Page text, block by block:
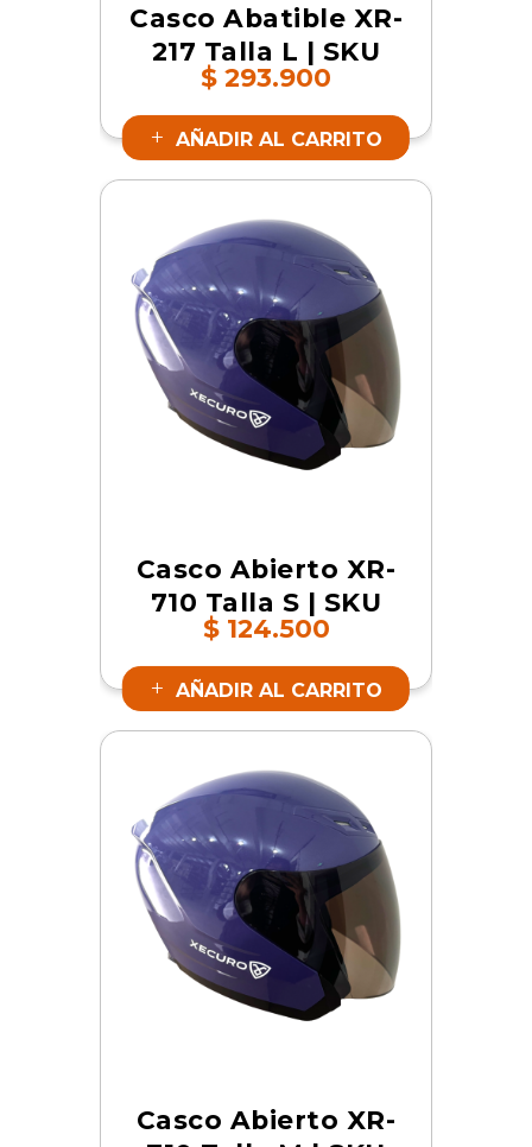
Casco Abatible XR-
217 Talla L | SKU
16793
$ 293.900
AÑADIR AL CARRITO
Casco Abierto XR-
710 Talla S | SKU
19059
$124.500
AÑADIR AL CARRITO
Casco Abierto XR-